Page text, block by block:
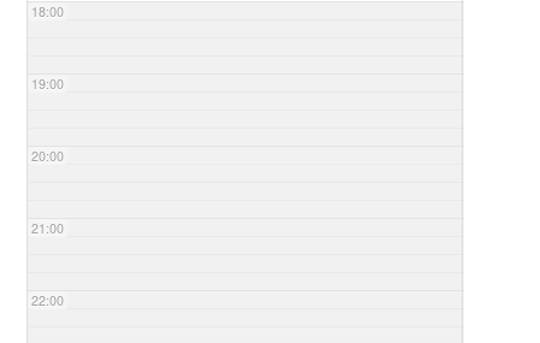
18:00
19:00
20:00
21:00
22:00